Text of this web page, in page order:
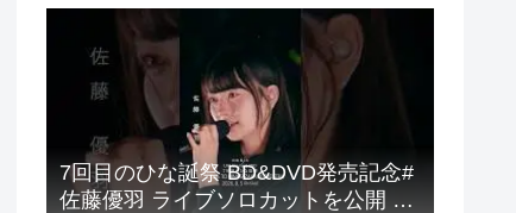
7回目のひな誕祭 BD&DVD発売記念#
佐藤優羽 ライブソロカットを公開 #